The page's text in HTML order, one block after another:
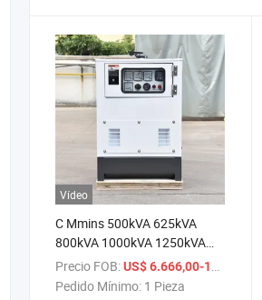
Vídeo
C Mmins 500kVA 625kVA
800kVA 1000kVA 1250kVA
1500kVA Generador Diesel de
Servicio Pesado Refrigerado
Precio FOB:US$ 6.666,00-19.999,00
Pedido Mínimo: 1 Pieza